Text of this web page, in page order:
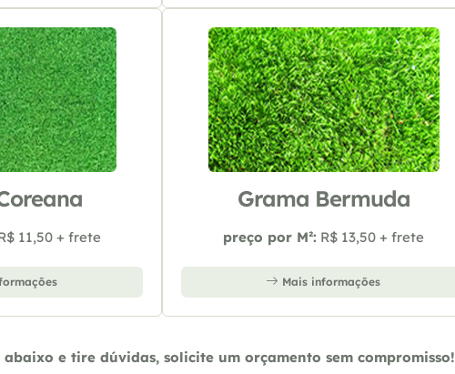
11,50 + frete
Grama Bermuda
preço por M²: R$ 13,50 + frete
Mais informações
e tire dúvidas, solicite um orçamento sem compromisso!